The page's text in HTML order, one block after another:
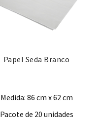
Papel Seda Branco
Medida: 86 cm x 62 cm
Pacote de 20 unidades